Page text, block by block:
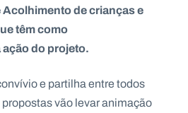
Acolhimento de crianças e
têm como
do projeto.
e partilha entre todos
vão levar animação